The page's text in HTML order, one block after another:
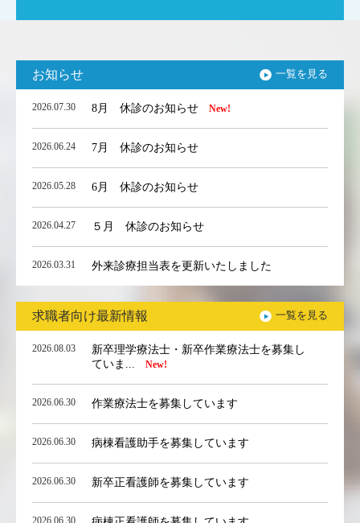
お知らせ 一覧を見る
2026.07.30 8月 休診のお知らせ New!
2026.06.24 7月 休診のお知らせ
2026.05.28 6月 休診のお知らせ
2026.04.27 ５月 休診のお知らせ
2026.03.31 外来診療担当表を更新いたしました
求職者向け最新情報 一覧を見る
2026.08.03
新卒理学療法士・新卒作業療法士を募集し
ていま...
New!
2026.06.30 作業療法士を募集しています
2026.06.30 病棟看護助手を募集しています
2026.06.30 新卒正看護師を募集しています